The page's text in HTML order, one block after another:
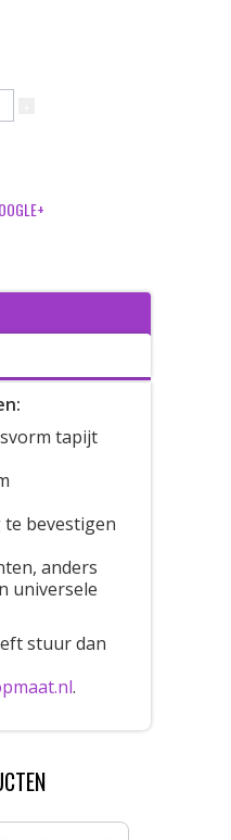
tapijt
te bevestigen
anders
universele
stuur dan
.